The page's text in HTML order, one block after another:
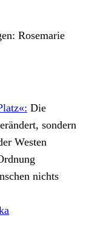
Rosemarie
Die
sondern
Westen
nichts